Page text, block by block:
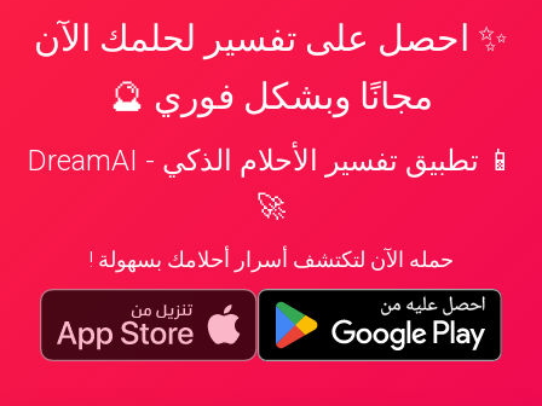
✨ احصل على تفسير لحلمك الآن
مجانًا وبشكل فوري 🔮
📱 تطبيق تفسير الأحلام الذكي - DreamAI
🚀
حمله الآن لتكتشف أسرار أحلامك بسهولة !